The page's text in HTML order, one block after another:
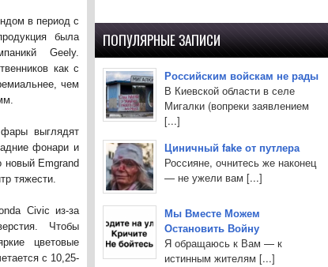
в период с
была
Geely.
как с
чем
выглядят
фонари и
новый Emgrand
тяжести.
Civic из-за
Чтобы
цветовые
с 10,25-
ПОПУЛЯРНЫЕ ЗАПИСИ
Российским войскам не рады
В Киевской области в селе
Мигалки (вопреки заявлением
[...]
Циничный fake от путлера
Россияне, очнитесь же наконец
— не ужели вам [...]
Мы Вместе Можем
Остановить Войну
Я обращаюсь к Вам — к
истинным жителям [...]